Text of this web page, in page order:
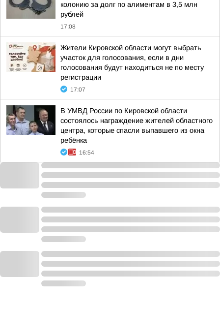
колонию за долг по алиментам в 3,5 млн
рублей
17:08
Жители Кировской области могут выбрать
участок для голосования, если в дни
голосования будут находиться не по месту
регистрации
17:07
В УМВД России по Кировской области
состоялось награждение жителей областного
центра, которые спасли выпавшего из окна
ребёнка
16:54